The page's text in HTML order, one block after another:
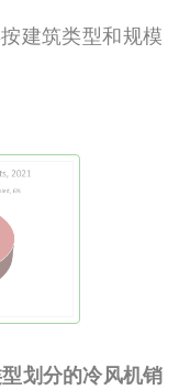
建筑类型和规模
划分的冷风机销